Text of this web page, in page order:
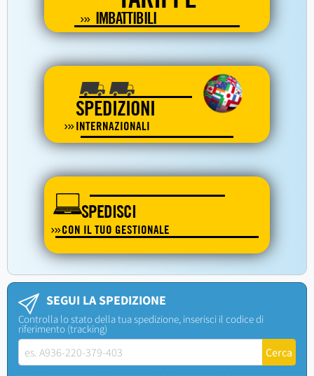
IMBATTIBILI
SPEDIZIONI
INTERNAZIONALI
SPEDISCI
CON IL TUO GESTIONALE
SEGUI LA SPEDIZIONE
Controlla lo stato della tua spedizione, inserisci il codice di
riferimento (tracking)